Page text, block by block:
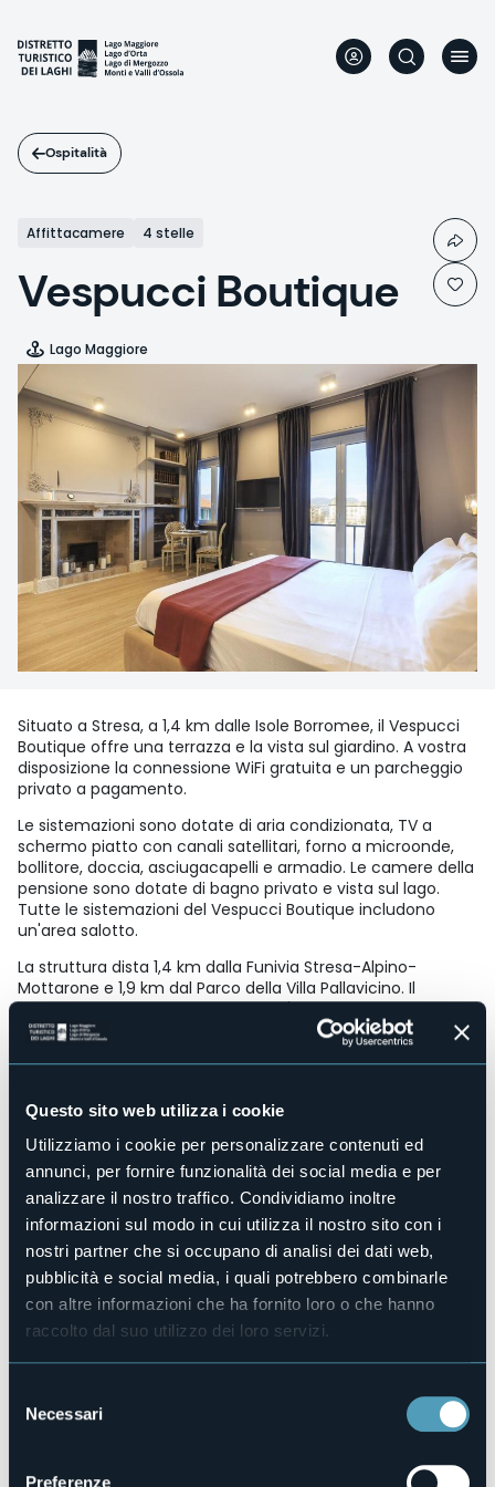
Questo sito web utilizza i cookie
Utilizziamo i cookie per personalizzare contenuti ed
annunci, per fornire funzionalità dei social media e per
analizzare il nostro traffico. Condividiamo inoltre
informazioni sul modo in cui utilizza il nostro sito con i
nostri partner che si occupano di analisi dei dati web,
pubblicità e social media, i quali potrebbero combinarle
con altre informazioni che ha fornito loro o che hanno
raccolto dal suo utilizzo dei loro servizi.
delNecessari
Preferenze
contenuto
principale
Ospitalità
Affittacamere 4 stelle
Vespucci Boutique
Lago Maggiore
Situato a Stresa, a 1,4 km dalle Isole Borromee, il Vespucci
Boutique offre una terrazza e la vista sul giardino. A vostra
disposizione la connessione WiFi gratuita e un parcheggio
privato a pagamento.
Le sistemazioni sono dotate di aria condizionata, TV a
schermo piatto con canali satellitari, forno a microonde,
bollitore, doccia, asciugacapelli e armadio. Le camere della
pensione sono dotate di bagno privato e vista sul lago.
Tutte le sistemazioni del Vespucci Boutique includono
un'area salotto.
La struttura dista 1,4 km dalla Funivia Stresa-Alpino-
Mottarone e 1,9 km dal Parco della Villa Pallavicino. Il
Vespucci Boutique dista 43 km dall'Aeroporto di Milano
Malpensa, lo scalo più vicino.
Centro benessere
No
Piscina
No
Animali ammessi
No
Camere
6
Posti letto
E-mail
Telefono